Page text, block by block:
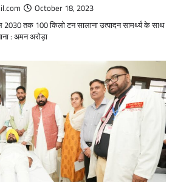
October 18, 2023
तक 100 किलो टन सालाना उत्पादन सामर्थ्य के साथ
: अमन अरोड़ा